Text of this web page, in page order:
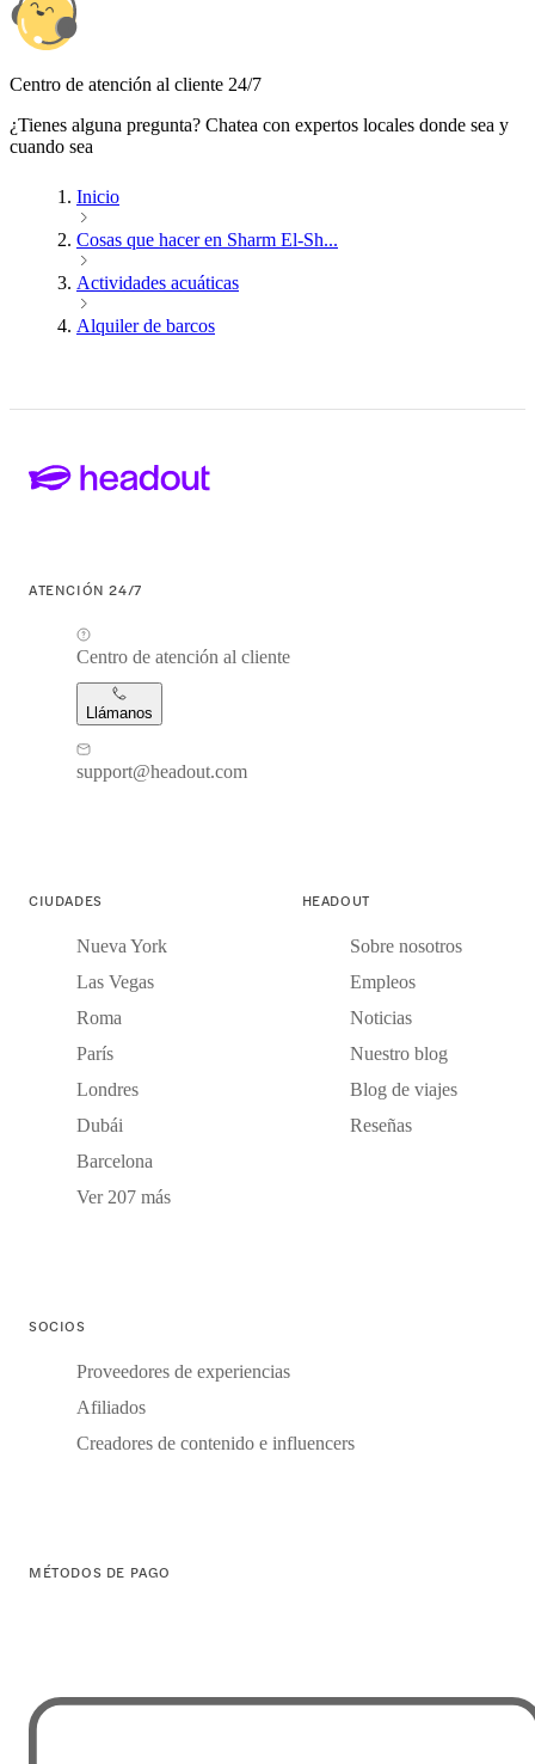
Centro de atención al cliente 24/7
¿Tienes alguna pregunta? Chatea con expertos locales donde sea y
cuando sea
Inicio
Cosas que hacer en Sharm El-Sh...
Actividades acuáticas
Alquiler de barcos
ATENCIÓN 24/7
Centro de atención al cliente
Llámanos
support@headout.com
CIUDADES
Nueva York
Las Vegas
Roma
París
Londres
Dubái
Barcelona
Ver 207 más
HEADOUT
Sobre nosotros
Empleos
Noticias
Nuestro blog
Blog de viajes
Reseñas
SOCIOS
Proveedores de experiencias
Afiliados
Creadores de contenido e influencers
MÉTODOS DE PAGO